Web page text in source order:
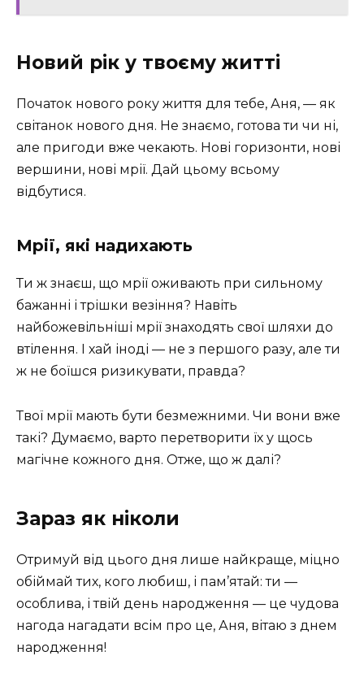
Новий рік у твоєму житті
Початок нового року життя для тебе, Аня, — як
світанок нового дня. Не знаємо, готова ти чи ні,
але пригоди вже чекають. Нові горизонти, нові
вершини, нові мрії. Дай цьому всьому
відбутися.
Мрії, які надихають
Ти ж знаєш, що мрії оживають при сильному
бажанні і трішки везіння? Навіть
найбожевільніші мрії знаходять свої шляхи до
втілення. І хай іноді — не з першого разу, але ти
ж не боїшся ризикувати, правда?
Твої мрії мають бути безмежними. Чи вони вже
такі? Думаємо, варто перетворити їх у щось
магічне кожного дня. Отже, що ж далі?
Зараз як ніколи
Отримуй від цього дня лише найкраще, міцно
обіймай тих, кого любиш, і пам’ятай: ти —
особлива, і твій день народження — це чудова
нагода нагадати всім про це, Аня, вітаю з днем
народження!